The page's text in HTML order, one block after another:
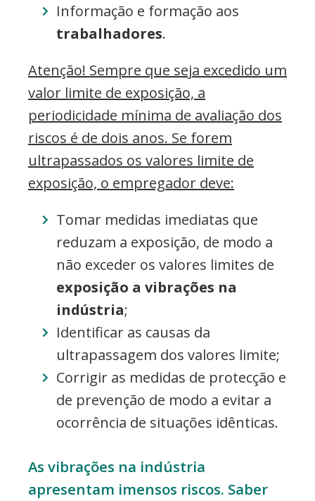
Informação e formação aos
trabalhadores.
Atenção! Sempre que seja excedido um
valor limite de exposição, a
periodicidade mínima de avaliação dos
riscos é de dois anos. Se forem
ultrapassados os valores limite de
exposição, o empregador deve:
Tomar medidas imediatas que
reduzam a exposição, de modo a
não exceder os valores limites de
exposição a vibrações na
indústria;
Identificar as causas da
ultrapassagem dos valores limite;
Corrigir as medidas de protecção e
de prevenção de modo a evitar a
ocorrência de situações idênticas.
As vibrações na indústria
apresentam imensos riscos. Saber